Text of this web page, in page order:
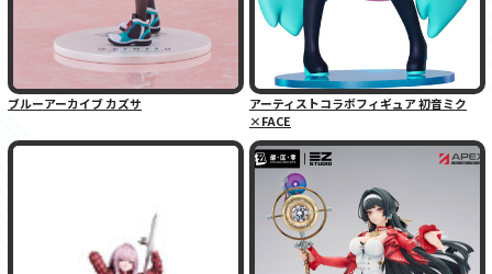
ブルーアーカイブ カズサ
アーティストコラボフィギュア 初音ミク
×FACE